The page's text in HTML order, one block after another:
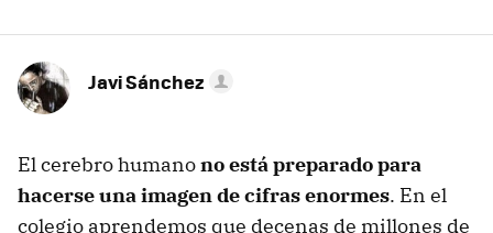
Javi Sánchez
El cerebro humanono está preparado para
hacerse una imagen de cifras enormes. En el
colegio aprendemos que decenas de millones de